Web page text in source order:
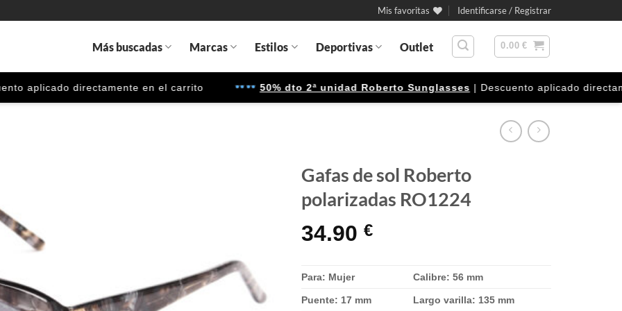
Mis favoritas Identificarse / Registrar
Más buscadas Marcas Estilos Deportivas Outlet 0.00€
aplicado directamente en el carrito 50% dto 2ª unidad Roberto Sunglasses | Descuento aplicado
Gafas de sol Roberto
polarizadas RO1224
34.90 €
Para: Mujer Calibre: 56 mm
Puente: 17 mm Largo varilla: 135 mm